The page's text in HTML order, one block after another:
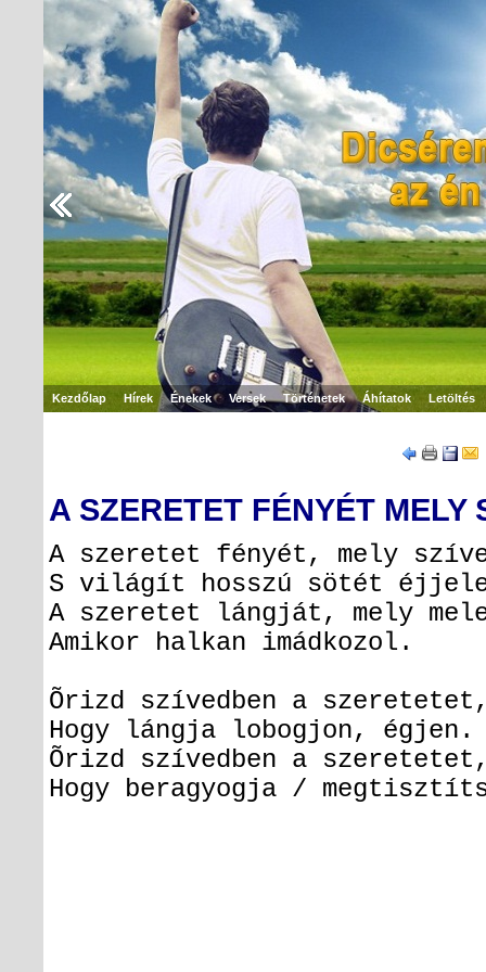
Kezdőlap Hírek Énekek Versek Történetek Áhítatok Letöltés
A SZERETET FÉNYÉT MELY
A szeretet fényét, mely
S világít hosszú sötét
A szeretet lángját, mely
Amikor halkan imádkozol.
Õrizd szívedben a
Hogy lángja lobogjon, égjen.
Õrizd szívedben a
Hogy beragyogja /